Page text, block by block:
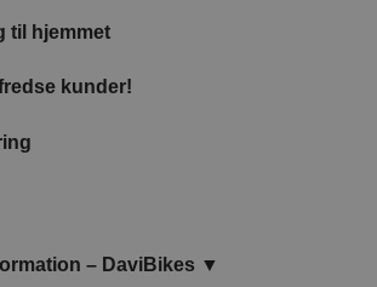
til hjemmet
kunder!
– DaviBikes ▼